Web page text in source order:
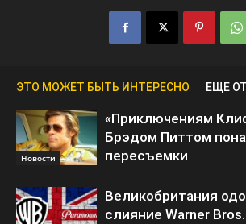
ЭТО МОЖЕТ БЫТЬ ИНТЕРЕСНО ЕЩЕ
Новости
«Приключениям
Брэдом Питтом
пересъемки
Великобритания
слияние Warner